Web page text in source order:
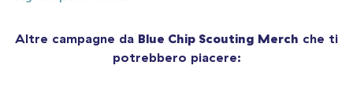
Altre campagne da Blue Chip Scouting Merch che ti
potrebbero piacere: